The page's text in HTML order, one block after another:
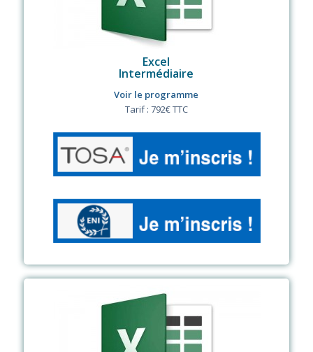
Excel
Intermédiaire
Voir le programme
Tarif : 792€ TTC